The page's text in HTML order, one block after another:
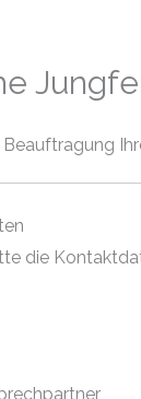
Beauftragung
die